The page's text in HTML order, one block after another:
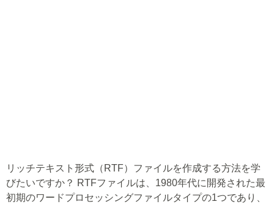
リッチテキスト形式（RTF）ファイルを作成する方法を学
びたいですか？ RTFファイルは、1980年代に開発された最
初期のワードプロセッシングファイルタイプの1つであり、